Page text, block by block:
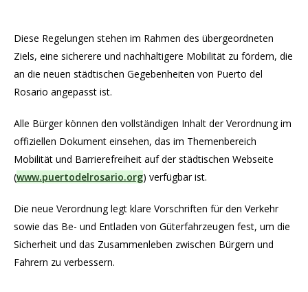
Diese Regelungen stehen im Rahmen des übergeordneten
Ziels, eine sicherere und nachhaltigere Mobilität zu fördern, die
an die neuen städtischen Gegebenheiten von Puerto del
Rosario angepasst ist.
Alle Bürger können den vollständigen Inhalt der Verordnung im
offiziellen Dokument einsehen, das im Themenbereich
Mobilität und Barrierefreiheit auf der städtischen Webseite
(www.puertodelrosario.org) verfügbar ist.
Die neue Verordnung legt klare Vorschriften für den Verkehr
sowie das Be- und Entladen von Güterfahrzeugen fest, um die
Sicherheit und das Zusammenleben zwischen Bürgern und
Fahrern zu verbessern.